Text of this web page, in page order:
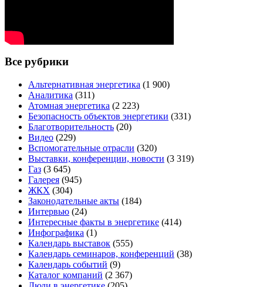
Все рубрики
Альтернативная энергетика (1 900)
Аналитика (311)
Атомная энергетика (2 223)
Безопасность объектов энергетики (331)
Благотворительность (20)
Видео (229)
Вспомогательные отрасли (320)
Выставки, конференции, новости (3 319)
Газ (3 645)
Галерея (945)
ЖКХ (304)
Законодательные акты (184)
Интервью (24)
Интересные факты в энергетике (414)
Инфографика (1)
Календарь выставок (555)
Календарь семинаров, конференций (38)
Календарь событий (9)
Каталог компаний (2 367)